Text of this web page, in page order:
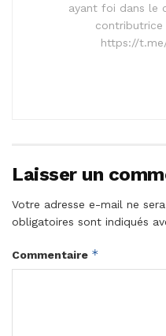
ayant foi dans le
contributrice
https://
Laisser un
Votre adresse e-mail ne
obligatoires sont indiqués
Commentaire *